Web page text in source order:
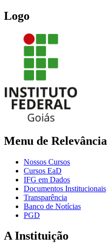
Logo
Menu de Relevância
Nossos Cursos
Cursos EaD
IFG em Dados
Documentos Institucionais
Transparência
Banco de Notícias
PGD
A Instituição